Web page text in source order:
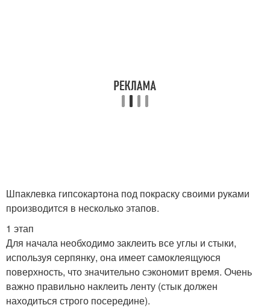
Шпаклевка гипсокартона под покраску своими руками
производится в несколько этапов.
1 этап
Для начала необходимо заклеить все углы и стыки,
используя серпянку, она имеет самоклеящуюся
поверхность, что значительно сэкономит время. Очень
важно правильно наклеить ленту (стык должен
находиться строго посередине).